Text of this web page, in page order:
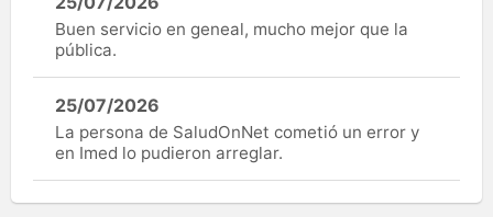
Buen servicio en geneal, mucho mejor que la
pública.
25/07/2026
La persona de SaludOnNet cometió un error y
en Imed lo pudieron arreglar.